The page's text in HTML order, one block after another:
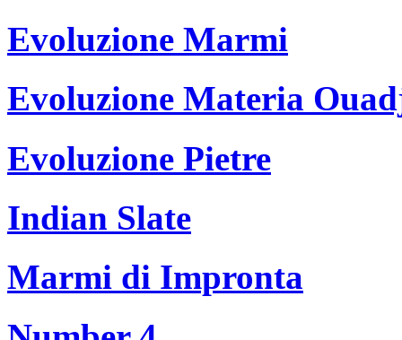
Evoluzione Marmi
Evoluzione Materia
Evoluzione Pietre
Indian Slate
Marmi di Impronta